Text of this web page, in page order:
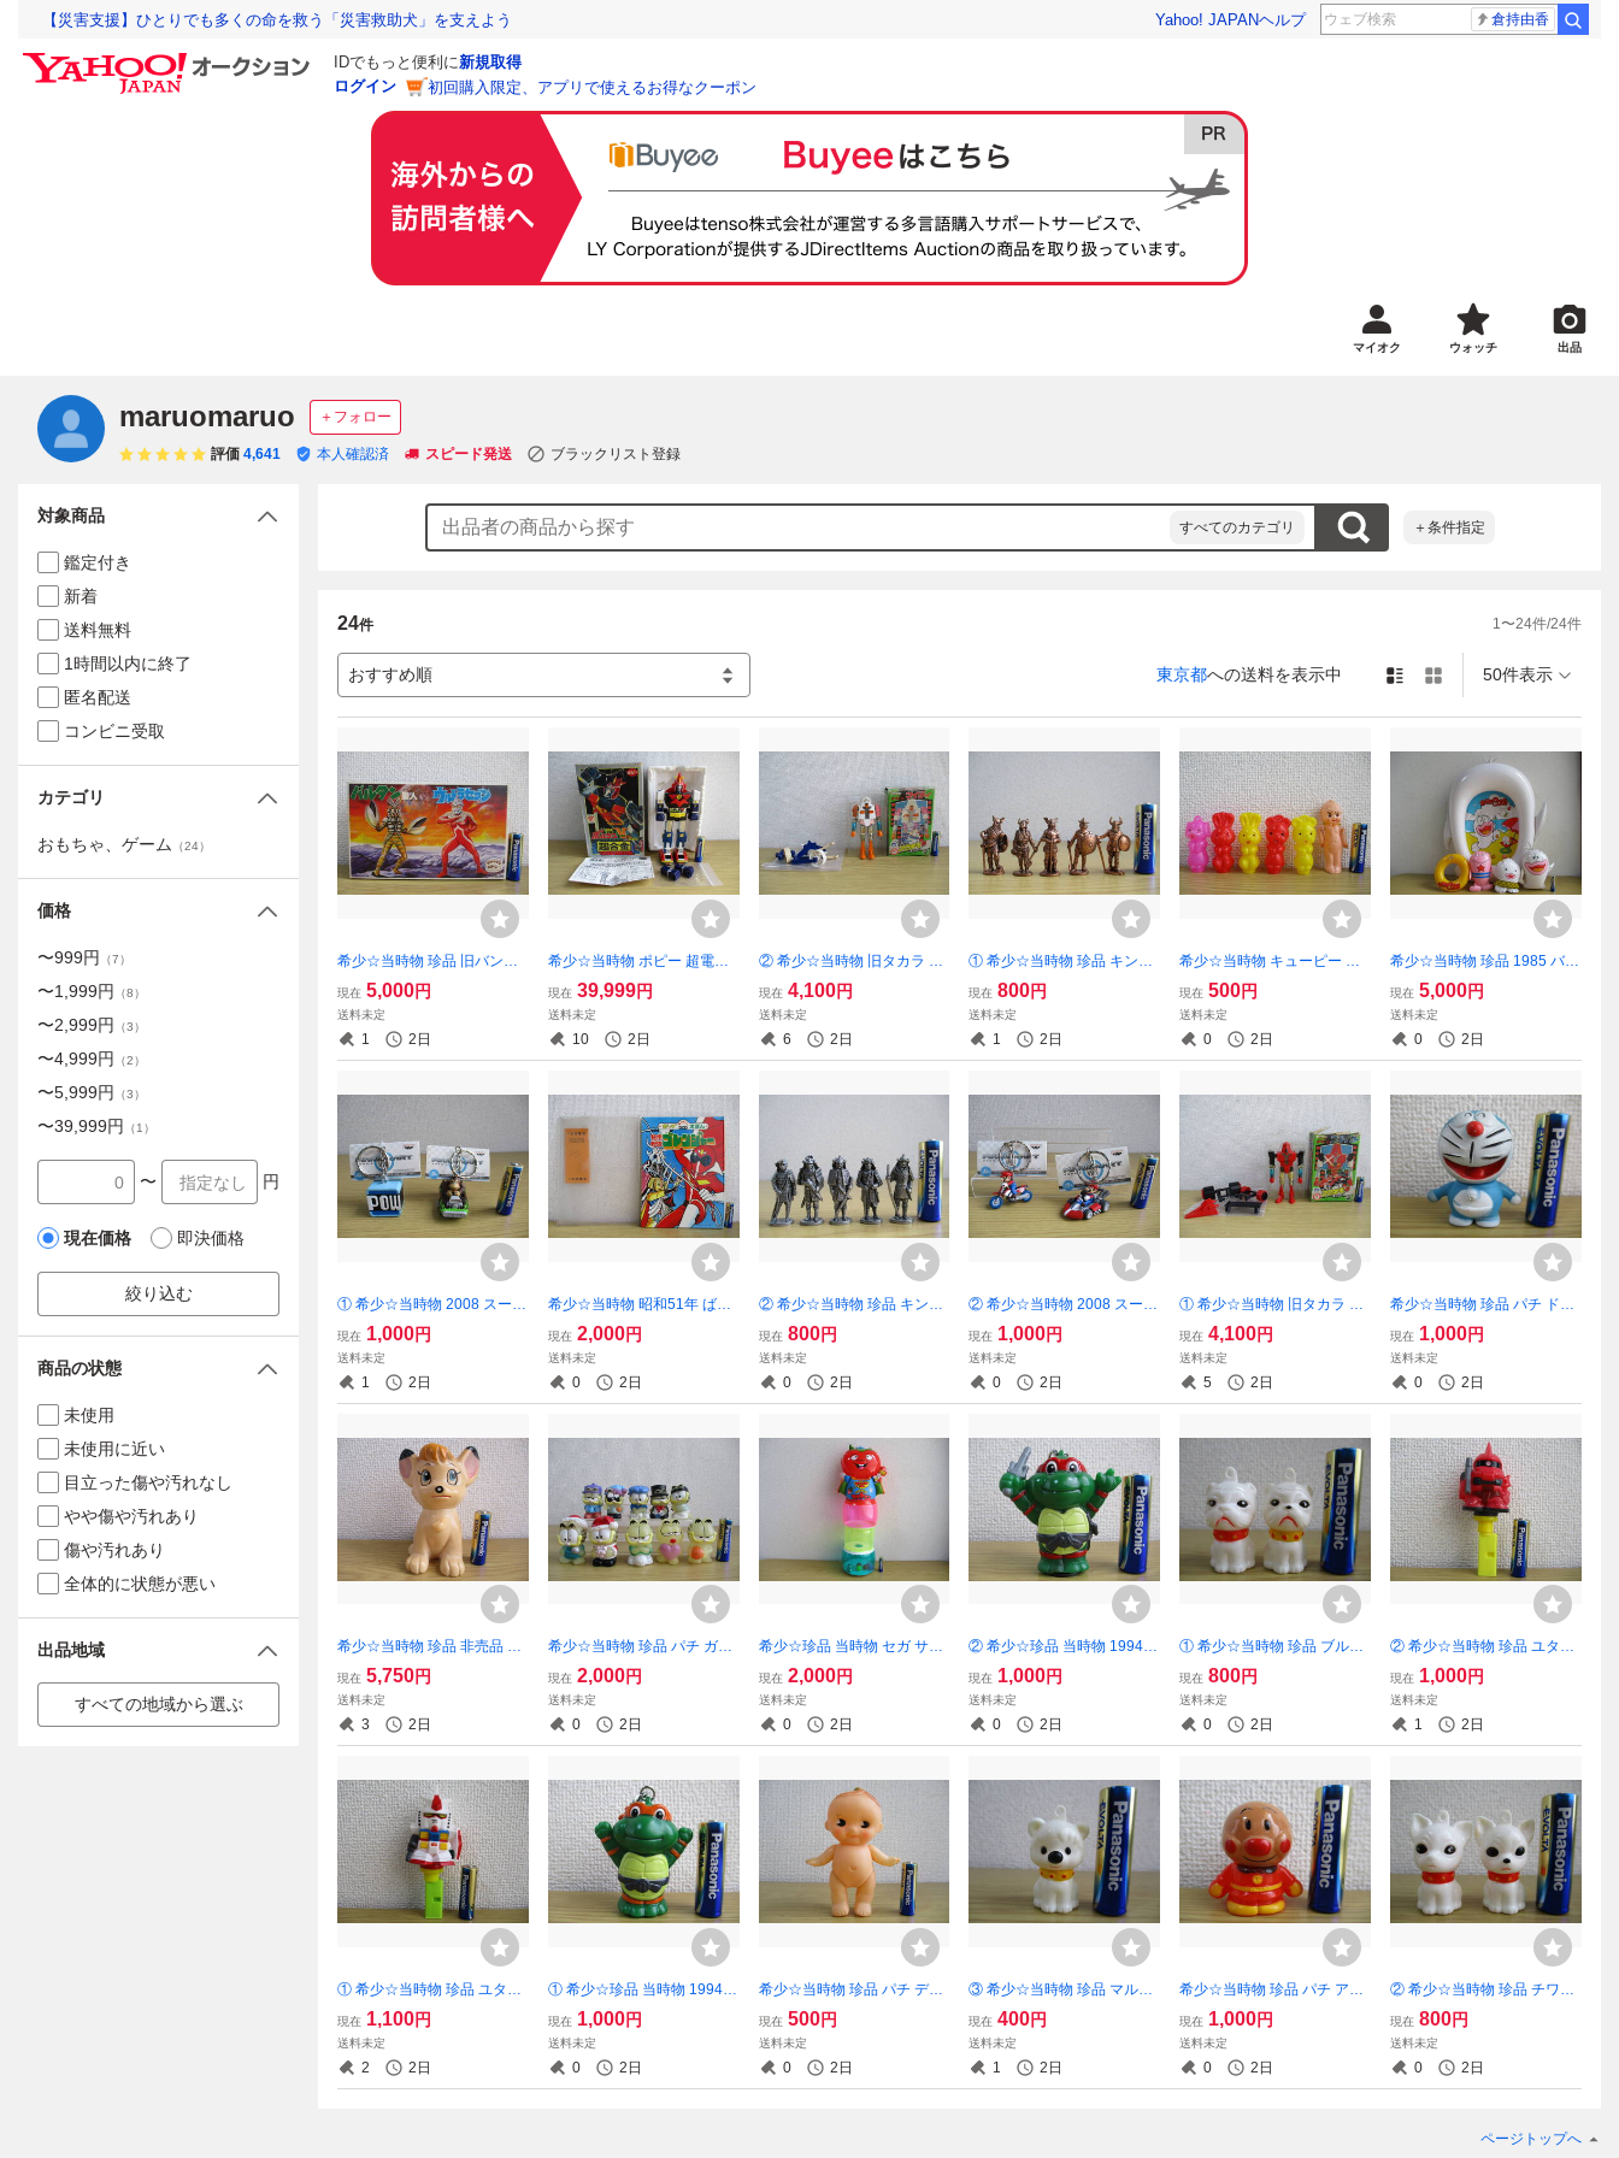
【災害支援】ひとりでも多くの命を救う「災害救助犬」を支えよう Yahoo! JAPANヘルプ 倉持由香
IDでもっと便利に新規取得
ログイン
初回購入限定、アプリで使えるお得なクーポン
マイオク ウォッチ 出品
maruomaruo ＋フォロー
評価 4,641 本人確認済 スピード発送 ブラックリスト登録
すべてのカテゴリ ＋条件指定
24件 1〜24件/24件
おすすめ順 東京都への送料を表示中 50件表示
希少☆当時物 珍品 旧バンダ
イ ウルトラマン バルタン星
人・ウルトラセブン ウルト
ラマンシリーズ プラモデル
中身未開封 昭和 レトロ
現在 5,000円
送料未定
1 2日
希少☆当時物 ポピー 超電磁
マシーン ボルテスV GA-80
スタンダード 超合金 パンチ
箱付き 難あり 昭和 レトロ ボ
ルテスファイブ
現在 39,999円
送料未定
10 2日
② 希少☆当時物 旧タカラ マ
グネモ8 マグネロボ ガ・キー
ン マイティ 付属品 箱付き 昭
和 レトロ 検索 超合金
現在 4,100円
送料未定
6 2日
① 希少☆当時物 珍品 キンダ
ーサプライズ VIKINGS WAR
RIORS（バイキングの戦士）
メタル 合金 ダイキャスト 人
形 6種セット フィギュア
現在 800円
送料未定
1 2日
希少☆当時物 キューピー セ
ルロイド ミニ 人形 おまけ付
き 動物 ポリ 人形 5個セット
昭和 レトロ フィギュア
現在 500円
送料未定
0 2日
希少☆当時物 珍品 1985 バン
ダイ オバケのQ太郎 ドロン
パ・P子・浮き輪 空気 ビニー
ル 人形 プールセット 昭和 レ
トロ フィギュア
現在 5,000円
送料未定
0 2日
① 希少☆当時物 2008 スーパ
ーマリオ マリオカート Wii P
OWブロック・ドンキーコン
グ フィギュア キーホルダー
vol,1 2種セット 未使用
現在 1,000円
送料未定
1 2日
希少☆当時物 昭和51年 ばん
そう POP ポップ えほん 秘密
戦隊 ゴレンジャー とびだす
絵本 昭和 レトロ
現在 2,000円
送料未定
0 2日
② 希少☆当時物 珍品 キンダ
ーサプライズ JAPANESE SA
MURAI（日本の侍）武士 メ
タル 合金 ダイキャスト 人形
6種セット フィギュア
現在 800円
送料未定
0 2日
② 希少☆当時物 2008 スーパ
ーマリオ マリオカート Wii カ
ート・バイク フィギュア キ
ーホルダー vol,1 2種セット
未使用
現在 1,000円
送料未定
0 2日
① 希少☆当時物 旧タカラ マ
グネモ8 マグネロボ ガ・キー
ン プライザー 付属品 箱付き
昭和 レトロ 検索 超合金
現在 4,100円
送料未定
5 2日
希少☆当時物 珍品 パチ ドラ
えもん ミニ ソフビ 人形 昭和
レトロ 無版権 フィギュア
現在 1,000円
送料未定
0 2日
希少☆当時物 珍品 非売品 サ
ンヨー カラーテレビ ジャン
グル大帝 レオ ソフビ 人形 貯
金箱 昭和 レトロ 企業物 フィ
ギュア
現在 5,750円
送料未定
3 2日
希少☆当時物 珍品 パチ ガー
フィールド 蓄光 クリア ソフ
ビ 人形 10種セット 昭和 レト
ロ 無版権 フィギュア
現在 2,000円
送料未定
0 2日
希少☆珍品 当時物 セガ サラ
ダ十勇士 トマトマン 空気 ビ
ニール 人形 鈴落とし 41cm
程 未使用 昭和 レトロ フィギ
ュア
現在 2,000円
送料未定
0 2日
② 希少☆珍品 当時物 1994
ミュータント・タートルズ
ラフェエロ ソフビ 人形 キー
ホルダー 未使用 昭和 レトロ
フィギュア
現在 1,000円
送料未定
0 2日
① 希少☆当時物 珍品 ブルド
ック 犬 ミニ ソフビ 人形（色
違い）2種セット 昭和 レトロ
ファンシー系 フィギュア
現在 800円
送料未定
0 2日
② 希少☆当時物 珍品 ユタカ
機動戦士 ガンダム シャアザ
ク ソフビ 人形 ハッカパイプ
昭和 レトロ SD フィギュア
現在 1,000円
送料未定
1 2日
① 希少☆当時物 珍品 ユタカ
機動戦士 ガンダム ソフビ 人
形 ハッカパイプ 昭和 レトロ
SD フィギュア
現在 1,100円
送料未定
2 2日
① 希少☆珍品 当時物 1994
ミュータント・タートルズ
ミケランジェロ ソフビ 人形
キーホルダー 未使用 昭和 レ
トロ フィギュア
現在 1,000円
送料未定
0 2日
希少☆当時物 珍品 パチ デコ
ちゃん・キューピー風 ソフ
ビ 人形 昭和 レトロ 無版権
フィギュア
現在 500円
送料未定
0 2日
③ 希少☆当時物 珍品 マルチ
ーズ 犬 ミニ ソフビ 人形 昭
和 レトロ ファンシー系 フィ
ギュア
現在 400円
送料未定
1 2日
希少☆当時物 珍品 パチ アン
パンマン ミニ ソフビ 人形 昭
和 レトロ 無版権 フィギュア
現在 1,000円
送料未定
0 2日
② 希少☆当時物 珍品 チワワ
犬 ミニ ソフビ 人形（塗装違
い）2種セット 昭和 レトロ
ファンシー系 フィギュア
現在 800円
送料未定
0 2日
対象商品
鑑定付き
新着
送料無料
1時間以内に終了
匿名配送
コンビニ受取
カテゴリ
おもちゃ、ゲーム （24）
価格
〜999円 （7）
〜1,999円 （8）
〜2,999円 （3）
〜4,999円 （2）
〜5,999円 （3）
〜39,999円 （1 ）
〜 円
現在価格 即決価格
絞り込む
商品の状態
未使用
未使用に近い
目立った傷や汚れなし
やや傷や汚れあり
傷や汚れあり
全体的に状態が悪い
出品地域
すべての地域から選ぶ
ページトップへ